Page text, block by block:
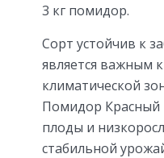
3 кг помидор.
Сорт устойчив к
является важным
климатической
Помидор Красный
плоды и
стабильной